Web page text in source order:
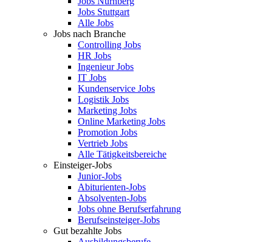
Jobs Stuttgart
Alle Jobs
Jobs nach Branche
Controlling Jobs
HR Jobs
Ingenieur Jobs
IT Jobs
Kundenservice Jobs
Logistik Jobs
Marketing Jobs
Online Marketing Jobs
Promotion Jobs
Vertrieb Jobs
Alle Tätigkeitsbereiche
Einsteiger-Jobs
Junior-Jobs
Abiturienten-Jobs
Absolventen-Jobs
Jobs ohne Berufserfahrung
Berufseinsteiger-Jobs
Gut bezahlte Jobs